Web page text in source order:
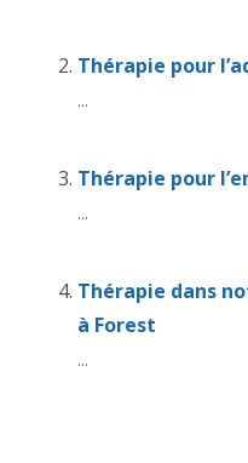
Thérapie pour
...
Thérapie pour
...
Thérapie dans
à Forest
...